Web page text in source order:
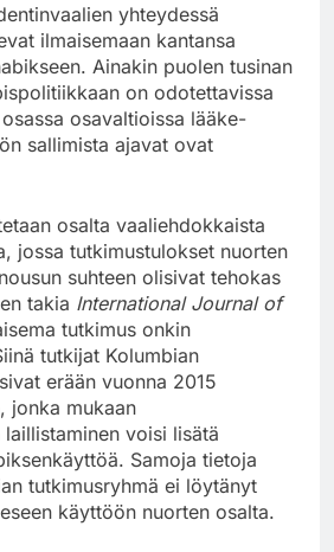
yhteydessä
ilmaisemaan kantansa
Ainakin puolen tusinan
on odotettavissa
osavaltioissa lääke-
sallimista ajavat ovat
osalta vaaliehdokkaista
jossa tutkimustulokset nuorten
suhteen olisivat tehokas
takia International Journal of
tutkimus onkin
tutkijat Kolumbian
erään vuonna 2015
jonka mukaan
voisi lisätä
Samoja tietoja
tutkimusryhmä ei löytänyt
käyttöön nuorten osalta.